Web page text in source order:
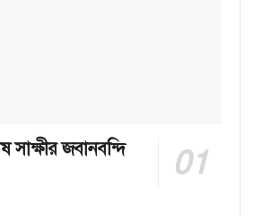
সাক্ষীর জবানবন্দি